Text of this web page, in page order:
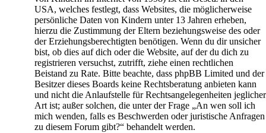
USA, welches festlegt, dass Websites, die möglicherweise
persönliche Daten von Kindern unter 13 Jahren erheben,
hierzu die Zustimmung der Eltern beziehungsweise des oder
der Erziehungsberechtigten benötigen. Wenn du dir unsicher
bist, ob dies auf dich oder die Website, auf der du dich zu
registrieren versuchst, zutrifft, ziehe einen rechtlichen
Beistand zu Rate. Bitte beachte, dass phpBB Limited und der
Besitzer dieses Boards keine Rechtsberatung anbieten kann
und nicht die Anlaufstelle für Rechtsangelegenheiten jeglicher
Art ist; außer solchen, die unter der Frage „An wen soll ich
mich wenden, falls es Beschwerden oder juristische Anfragen
zu diesem Forum gibt?“ behandelt werden.